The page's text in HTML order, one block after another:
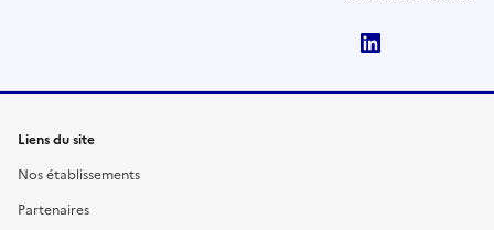
Liens du site
Nos établissements
Partenaires